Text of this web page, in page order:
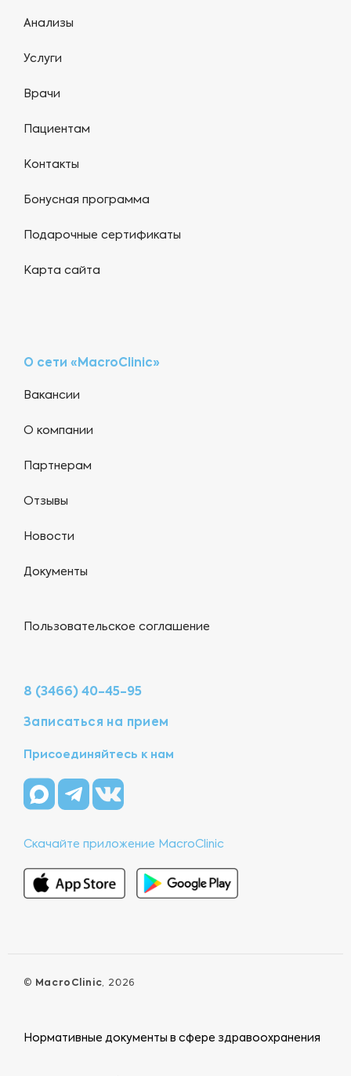
Анализы
Услуги
Врачи
Пациентам
Контакты
Бонусная программа
Подарочные сертификаты
Карта сайта
О сети «MacroClinic»
Вакансии
О компании
Партнерам
Отзывы
Новости
Документы
Пользовательское соглашение
8 (3466) 40-45-95
Записаться на прием
Присоединяйтесь к нам
Скачайте приложение MacroClinic
© MacroClinic, 2026
Нормативные документы в сфере здравоохранения